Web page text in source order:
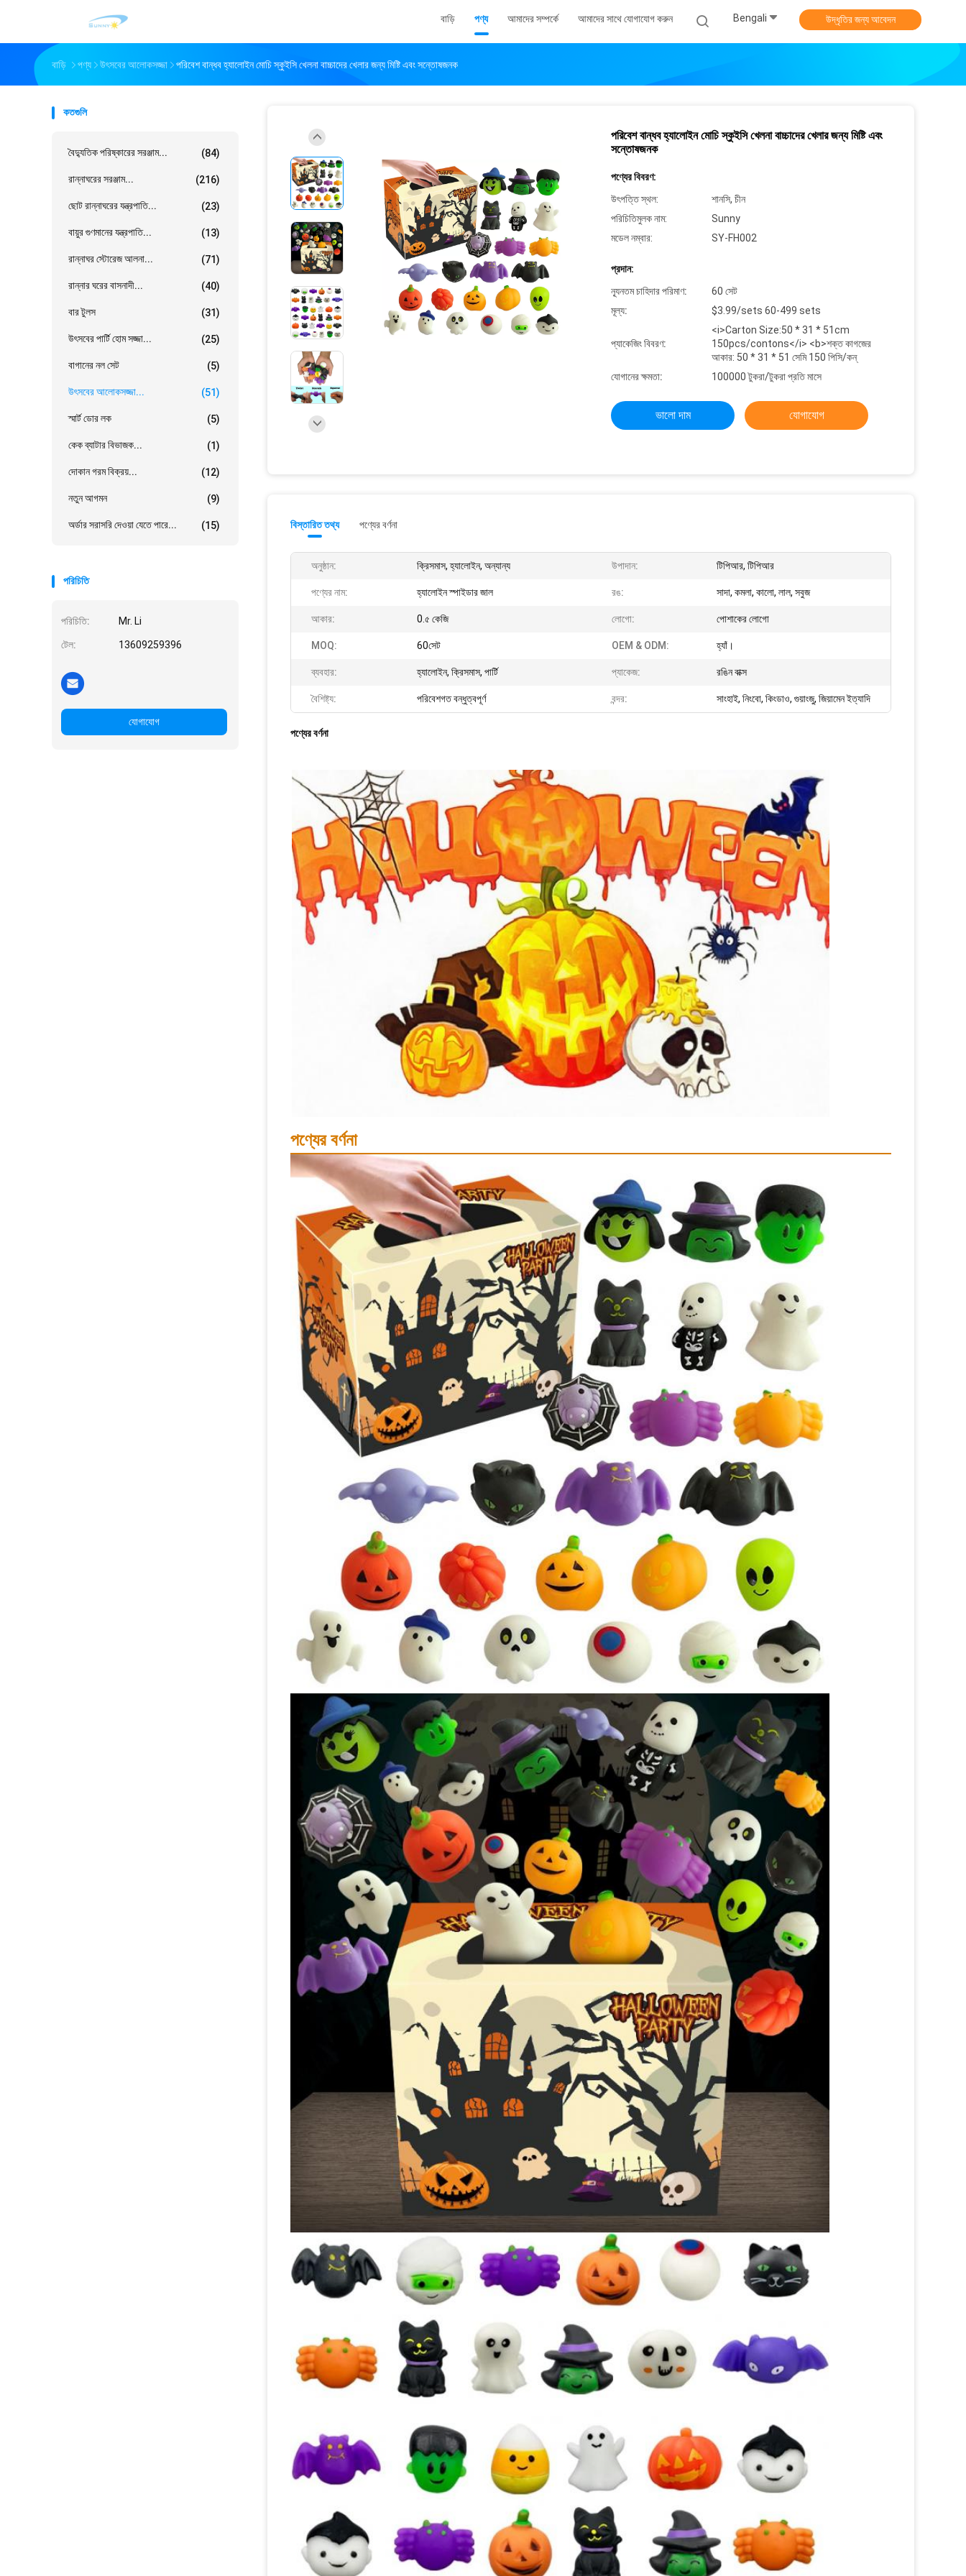
বাড়ি পণ্য আমাদের সম্পর্কে আমাদের সাথে যোগাযোগ করুন Bengali উদ্ধৃতির জন্য আবেদন
বাড়ি পণ্য উৎসবের আলোকসজ্জা পরিবেশ বান্ধব হ্যালোইন মোচি স্কুইসি খেলনা বাচ্চাদের খেলার জন্য মিষ্টি এবং সন্তোষজনক
কতগুলি
বৈদ্যুতিক পরিষ্কারের সরঞ্জাম... (84)
রান্নাঘরের সরঞ্জাম... (216)
ছোট রান্নাঘরের যন্ত্রপাতি... (23)
বায়ুর গুণমানের যন্ত্রপাতি... (13)
রান্নাঘর স্টোরেজ আলনা... (71)
রান্নার ঘরের বাসনাদী... (40)
বার টুলস (31)
উৎসবের পার্টি হোম সজ্জা... (25)
বাগানের নল সেট (5)
উৎসবের আলোকসজ্জা... (51)
স্মার্ট ডোর লক (5)
কেক ব্যাটার বিভাজক... (1)
দোকান গরম বিক্রয়... (12)
নতুন আগমন (9)
অর্ডার সরাসরি দেওয়া যেতে পারে... (15)
পরিচিতি
পরিচিতি: Mr. Li
টেল: 13609259396
যোগাযোগ
পরিবেশ বান্ধব হ্যালোইন মোচি স্কুইসি খেলনা বাচ্চাদের খেলার জন্য মিষ্টি এবং
সন্তোষজনক
পণ্যের বিবরণ:
উৎপত্তি স্থল:
শানসি, চীন
পরিচিতিমুলক নাম:
Sunny
মডেল নম্বার:
SY-FH002
প্রদান:
ন্যূনতম চাহিদার পরিমাণ:
60 সেট
মূল্য:
$3.99/sets 60-499 sets
প্যাকেজিং বিবরণ:
<i>Carton Size:50 * 31 * 51cm
150pcs/contons</i> <b>শক্ত কাগজের
আকার: 50 * 31 * 51 সেমি 150 পিসি/কন্
যোগানের ক্ষমতা:
100000 টুকরা/টুকরা প্রতি মাসে
ভালো দাম যোগাযোগ
বিস্তারিত তথ্য পণ্যের বর্ণনা
অনুষ্ঠান: ক্রিসমাস, হ্যালোইন, অন্যান্য উপাদান: টিপিআর, টিপিআর
পণ্যের নাম: হ্যালোইন স্পাইডার জাল রঙ: সাদা, কমলা, কালো, লাল, সবুজ
আকার: 0.৫ কেজি লোগো: পোশাকের লোগো
MOQ: 60সেট OEM & ODM: হ্যাঁ।
ব্যবহার: হ্যালোইন, ক্রিসমাস, পার্টি প্যাকেজ: রঙিন বাক্স
বৈশিষ্ট্য: পরিবেশগত বন্ধুত্বপূর্ণ বন্দর: সাংহাই, নিংবো, কিংডাও, গুয়াংজু, জিয়ামেন ইত্যাদি
পণ্যের বর্ণনা
পণ্যের বর্ণনা